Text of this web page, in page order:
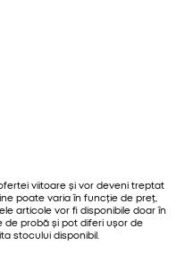
viitoare și vor deveni treptat
poate varia în funcție de preț,
articole vor fi disponibile doar în
de probă și pot diferi ușor de
stocului disponibil.